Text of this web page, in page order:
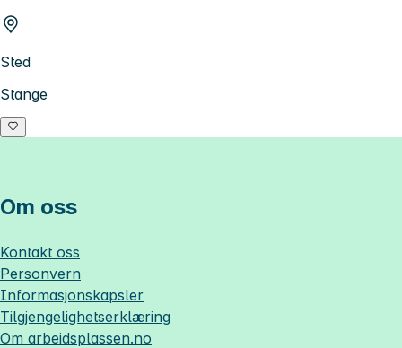
Sted
Stange
Om oss
Kontakt oss
Personvern
Informasjonskapsler
Tilgjengelighetserklæring
Om arbeidsplassen.no